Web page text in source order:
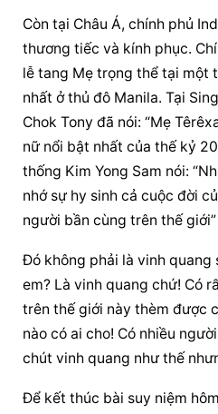
Còn tại Châu Á, chính phủ
thương tiếc và kính phục.
lễ tang Mẹ trọng thể tại một
nhất ở thủ đô Manila. Tại
Chok Tony đã nói: “Mẹ
nữ nổi bật nhất của thế kỷ
thống Kim Yong Sam nói:
nhớ sự hy sinh cả cuộc đời
người bần cùng trên thế giới”
Đó không phải là vinh quang
em? Là vinh quang chứ! Có
trên thế giới này thèm được
nào có ai cho! Có nhiều
chút vinh quang như thế
Để kết thúc bài suy niệm